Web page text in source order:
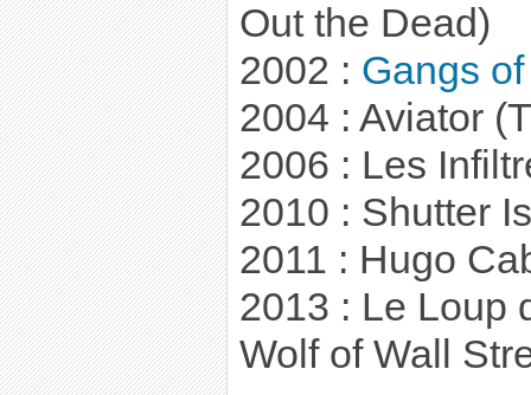
Out the Dead)
2002 : Gangs
2004 : Aviator
2006 : Les
2010 : Shutter
2011 : Hugo
2013 : Le Loup
Wolf of Wall